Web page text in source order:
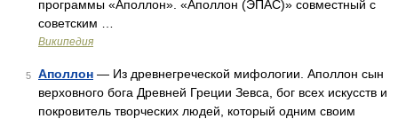
программы «Аполлон». «Аполлон (ЭПАС)» совместный с
советским …
Википедия
5 Аполлон — Из древнегреческой мифологии. Аполлон сын
верховного бога Древней Греции Зевса, бог всех искусств и
покровитель творческих людей, который одним своим